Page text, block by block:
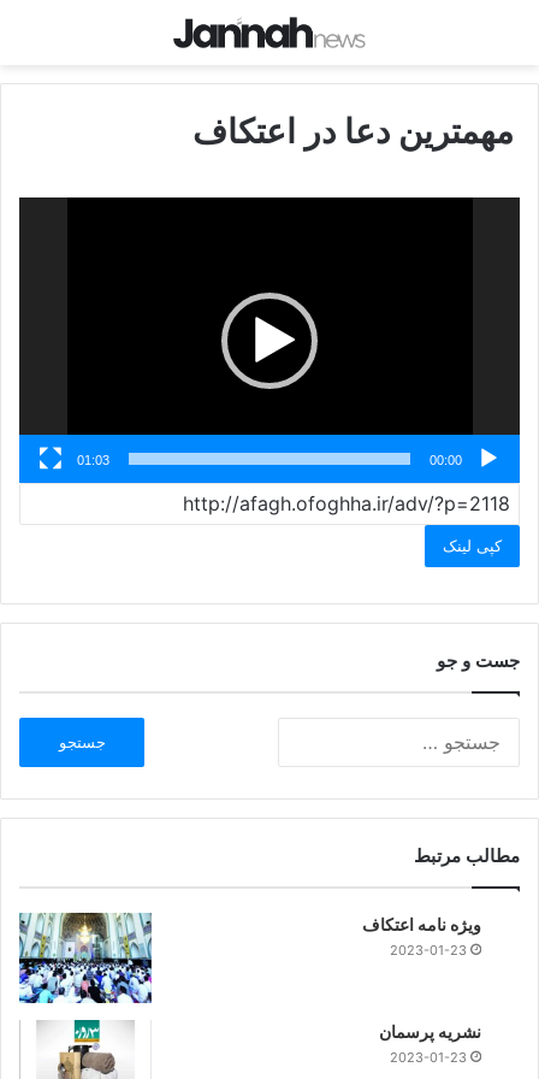
مهمترین دعا در اعتکاف
00:00
01:03
کپی لینک
جست و جو
مطالب مرتبط
ویژه نامه اعتکاف
2023-01-23
نشریه پرسمان
2023-01-23